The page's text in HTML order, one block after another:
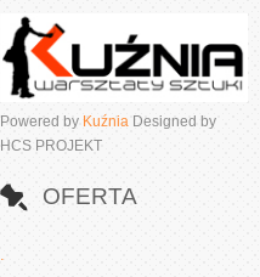
Powered by Kuźnia Designed by
HCS PROJEKT
OFERTA
.